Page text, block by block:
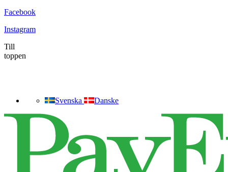
Facebook
Instagram
Till
toppen
Svenska Danske